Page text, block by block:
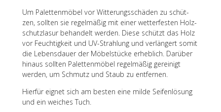
Um Palet­ten­mö­bel vor Witte­rungs­schä­den zu schüt­
zen, soll­ten sie regel­mä­ßig mit einer wetter­fes­ten Holz­
schutz­la­sur behan­delt werden. Diese schützt das Holz
vor Feuch­tig­keit und UV-Strah­lung und verlän­gert somit
die Lebens­dauer der Möbel­stü­cke erheb­lich. Darüber
hinaus soll­ten Palet­ten­mö­bel regel­mä­ßig gerei­nigt
werden, um Schmutz und Staub zu entfernen.
Hier­für eignet sich am besten eine milde Seifen­lö­sung
und ein weiches Tuch.